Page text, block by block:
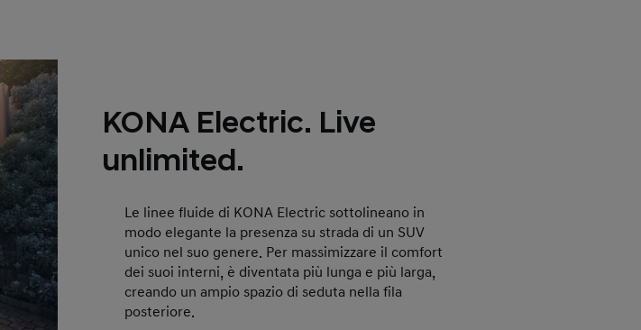
KONA Electric. Live
unlimited.
Le linee fluide di KONA Electric sottolineano in
modo elegante la presenza su strada di un SUV
unico nel suo genere. Per massimizzare il comfort
dei suoi interni, è diventata più lunga e più larga,
creando un ampio spazio di seduta nella fila
posteriore.